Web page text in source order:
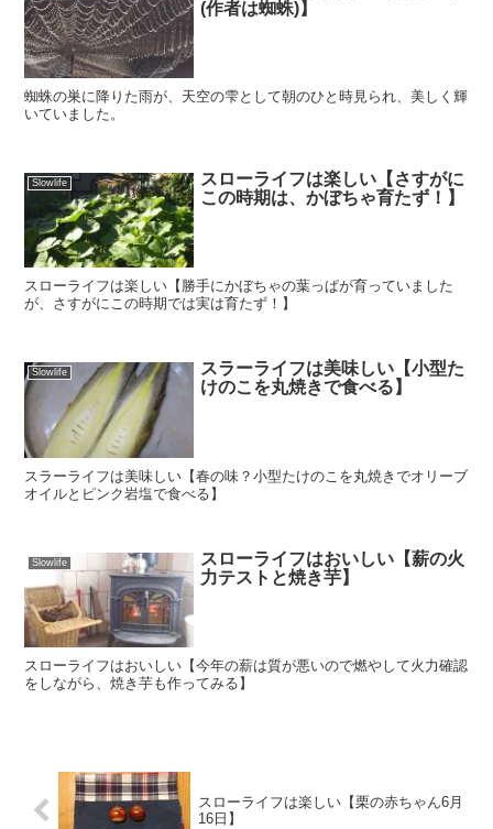
(作者は蜘蛛)】
蜘蛛の巣に降りた雨が、天空の雫として朝のひと時見られ、美しく輝
いていました。
Slowlife
スローライフは楽しい【さすがに
この時期は、かぼちゃ育たず！】
スローライフは楽しい【勝手にかぼちゃの葉っぱが育っていました
が、さすがにこの時期では実は育たず！】
Slowlife
スラーライフは美味しい【小型た
けのこを丸焼きで食べる】
スラーライフは美味しい【春の味？小型たけのこを丸焼きでオリーブ
オイルとピンク岩塩で食べる】
Slowlife
スローライフはおいしい【薪の火
力テストと焼き芋】
スローライフはおいしい【今年の薪は質が悪いので燃やして火力確認
をしながら、焼き芋も作ってみる】
スローライフは楽しい【栗の赤ちゃん6月
16日】